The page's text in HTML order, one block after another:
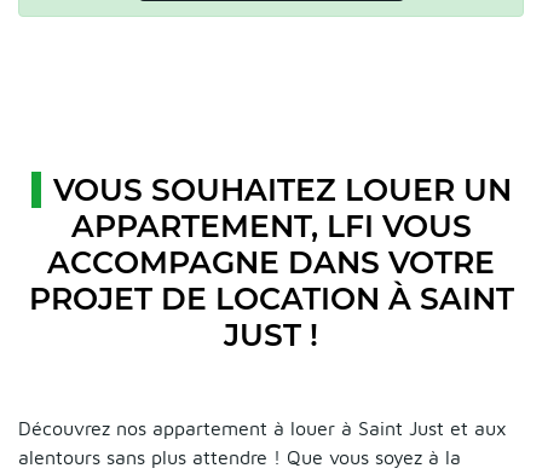
VOUS SOUHAITEZ LOUER UN
APPARTEMENT, LFI VOUS
ACCOMPAGNE DANS VOTRE
PROJET DE LOCATION À SAINT
JUST !
Découvrez nos appartement à louer à Saint Just et aux
alentours sans plus attendre ! Que vous soyez à la